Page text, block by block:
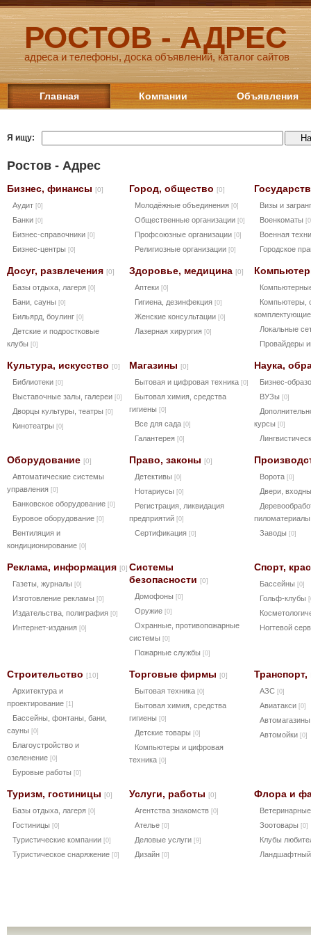
РОСТОВ - АДРЕС
адреса и телефоны, доска объявлений, каталог сайтов
Главная Компании Объявления
Я ищу:
Ростов - Адрес
Бизнес, финансы [0]
Аудит [0]
Банки [0]
Бизнес-справочники [0]
Бизнес-центры [0]
Город, общество [0]
Молодёжные объединения [0]
Общественные организации [0]
Профсоюзные организации [0]
Религиозные организации [0]
Визы и
Военкоматы
Военная
Городское
Досуг, развлечения [0]
Базы отдыха, лагеря [0]
Бани, сауны [0]
Бильярд, боулинг [0]
Детские и подростковые
клубы [0]
Здоровье, медицина [0]
Аптеки [0]
Гигиена, дезинфекция [0]
Женские консультации [0]
Лазерная хирургия [0]
Компьютеры,
Локальные
Провайдеры
Культура, искусство [0]
Библиотеки [0]
Выставочные залы, галереи [0]
Дворцы культуры, театры [0]
Кинотеатры [0]
Магазины [0]
Бытовая и цифровая техника [0]
Бытовая химия, средства
гигиены [0]
Все для сада [0]
Галантерея [0]
Наука,
Бизнес-
ВУЗы [0]
курсы [0]
Оборудование [0]
Автоматические системы
управления [0]
Банковское оборудование [0]
Буровое оборудование [0]
Вентиляция и
кондиционирование [0]
Право, законы [0]
Детективы [0]
Нотариусы [0]
Регистрация, ликвидация
предприятий [0]
Сертификация [0]
Ворота [0]
Двери,
Заводы [0]
Реклама, информация [0]
Газеты, журналы [0]
Изготовление рекламы [0]
Издательства, полиграфия [0]
Интернет-издания [0]
Системы
безопасности [0]
Домофоны [0]
Оружие [0]
Охранные, противопожарные
системы [0]
Пожарные службы [0]
Спорт,
Бассейны [0]
Гольф-клубы
Ногтевой
Строительство [10]
Архитектура и
проектирование [1]
Бассейны, фонтаны, бани,
сауны [0]
Благоустройство и
озеленение [0]
Буровые работы [0]
Торговые фирмы [0]
Бытовая техника [0]
Бытовая химия, средства
гигиены [0]
Детские товары [0]
Компьютеры и цифровая
техника [0]
АЗС [0]
Авиатакси [0]
Автомойки [0]
Туризм, гостиницы [0]
Базы отдыха, лагеря [0]
Гостиницы [0]
Туристические компании [0]
Туристическое снаряжение [0]
Услуги, работы [0]
Агентства знакомств [0]
Ателье [0]
Деловые услуги [9]
Дизайн [0]
Флора и
Зоотовары [0]
Клубы